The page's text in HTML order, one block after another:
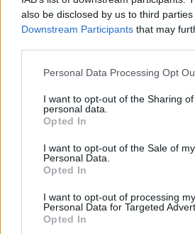
also be disclosed by us to third
Downstream Participants that may
Personal Data Processing Opt
I want to opt-out of the Sharing
personal data.
Opted In
I want to opt-out of the Sale of my
Personal Data.
Opted In
I want to opt-out of processing my
Personal Data for Targeted
Opted In
Partager le fichier
Web et les réseaux